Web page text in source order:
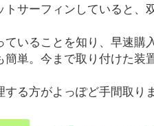
トサーフィンしていると、
ていることを知り、早速購
簡単。今まで取り付けた装
する方がよっぽど手間取り